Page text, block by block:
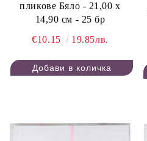
пликове Бяло - 21,00 х
14,90 см - 25 бр
€10.15
19.85лв.